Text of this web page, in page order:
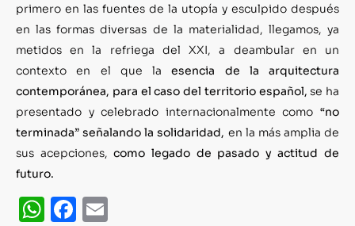
primero en las fuentes de la utopía y esculpido después
en las formas diversas de la materialidad, llegamos, ya
metidos en la refriega del XXI, a deambular en un
contexto en el que laesencia de la arquitectura
contemporánea, para el caso del territorio español, se ha
presentado y celebrado internacionalmente como “no
terminada” señalando la solidaridad, en la más amplia de
sus acepciones,como legado de pasado y actitud de
futuro.
WhatsApp
Facebook